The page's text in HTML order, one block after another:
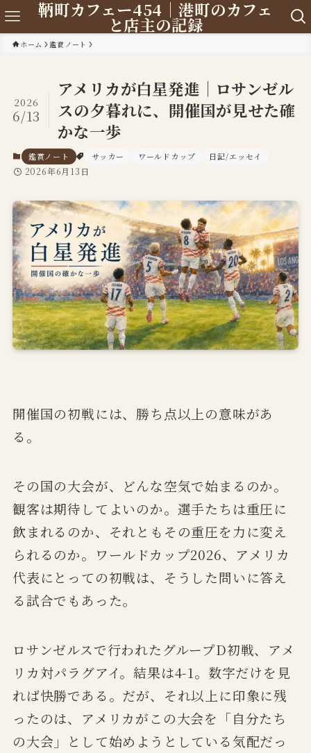
鞆町カフェー454｜港町のカフェ
と店主の記録
ホーム 鑑賞ノート
アメリカが白星発進｜ロサンゼル
スの夕暮れに、開催国が見せた確
かな一歩
2026
6/13
鑑賞ノート サッカー ワールドカップ 日記/エッセイ
2026年6月13日
開催国の初戦には、勝ち点以上の意味があ
る。
その国の大会が、どんな空気で始まるのか。
観客は期待してよいのか。選手たちは重圧に
飲まれるのか、それともその重圧を力に変え
られるのか。ワールドカップ2026、アメリカ
代表にとっての初戦は、そうした問いに答え
る試合でもあった。
ロサンゼルスで行われたグループD初戦、アメ
リカ対パラグアイ。結果は4-1。数字だけを見
れば快勝である。だが、それ以上に印象に残
ったのは、アメリカがこの大会を「自分たち
の大会」として始めようとしている気配だっ